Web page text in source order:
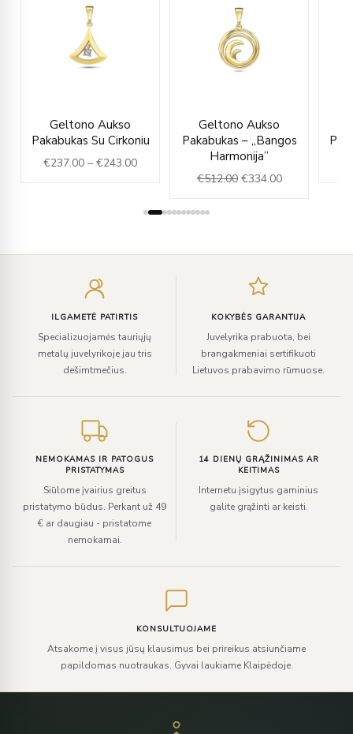
Geltono Aukso
Pakabukas Su Cirkoniu
€237.00 – €243.00
€237.00
through
Geltono Aukso
Pakabukas – „Bangos
Harmonija”
€512.00
price
was:
€512.00.
€334.00
is:
ILGAMETĖ PATIRTIS
Specializuojamės tauriųjų
metalų juvelyrikoje jau tris
dešimtmečius.
KOKYBĖS GARANTIJA
Juvelyrika prabuota, bei
brangakmeniai sertifikuoti
Lietuvos prabavimo rūmuose.
NEMOKAMAS IR PATOGUS
PRISTATYMAS
Siūlome įvairius greitus
pristatymo būdus. Perkant už 49
€ ar daugiau - pristatome
nemokamai.
14 DIENŲ GRĄŽINIMAS AR
KEITIMAS
Internetu įsigytus gaminius
galite grąžinti ar keisti.
KONSULTUOJAME
Atsakome į visus jūsų klausimus bei prireikus atsiunčiame
papildomas nuotraukas. Gyvai laukiame Klaipėdoje.